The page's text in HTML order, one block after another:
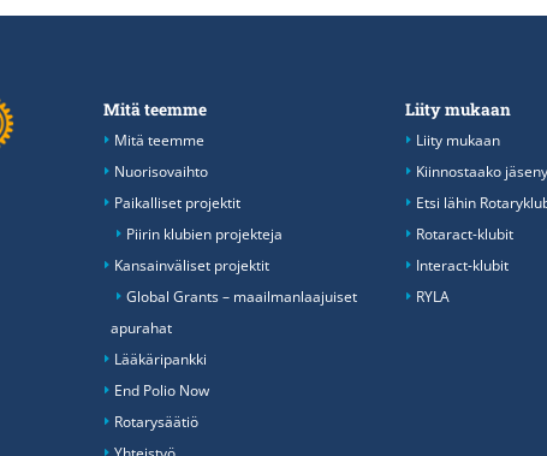
Mitä teemme
Mitä teemme
Nuorisovaihto
Paikalliset projektit
Piirin klubien projekteja
Kansainväliset projektit
Global Grants – maailmanlaajuiset
apurahat
Lääkäripankki
End Polio Now
Rotarysäätiö
Liity mukaan
Liity mukaan
Kiinnostaako
Etsi lähin
Rotaract-klubit
Interact-klubit
RYLA